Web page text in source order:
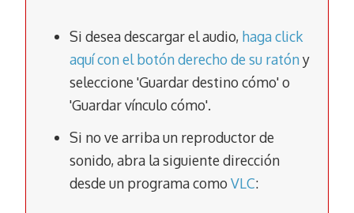
b
o
o
k
s
A
p
p
gr
a
m
y
Li
n
k
l l p
ar
tir
Si desea descargar el audio, haga click
aquí con el botón derecho de su ratóny
seleccione 'Guardar destino cómo' o
'Guardar vínculo cómo'.
Si no ve arriba un reproductor de
sonido, abra la siguiente dirección
desde un programa como VLC: